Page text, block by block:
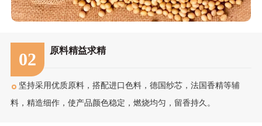
02 原料精益求精
坚持采用优质原料，搭配进口色料，德国纱芯，法国香精等辅
料，精造细作，使产品颜色稳定，燃烧均匀，留香持久。